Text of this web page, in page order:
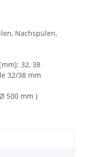
Nachspülen,
32, 38
32/38 mm
500 mm )